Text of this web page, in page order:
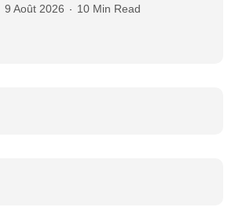
9 Août 2026 10 Min Read